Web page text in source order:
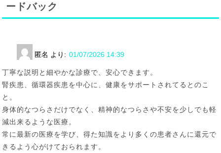
ードバック
匿名 より: 01/07/2026 14:39
丁寧な説明と細やかな診療で、安心できます。
腎疾患、循環器疾患を中心に、健康をサポートされてるとのこ
と。
身体的なつらさだけでなく、精神的なつらさや不安を少しでも軽
減出来るような医療。
常に最新の医療を学び、得た知識をより多くの患者さんに還元で
きるよう心がけておられます。